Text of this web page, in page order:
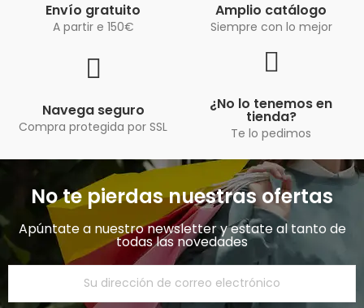
Envío gratuito
A partir e 150€
Amplio catálogo
Siempre con lo mejor
Navega seguro
Compra protegida por SSL
¿No lo tenemos en
tienda?
Te lo pedimos
No te pierdas nuestras ofertas
Apúntate a nuestro newsletter y estate al tanto de
todas las novedades​